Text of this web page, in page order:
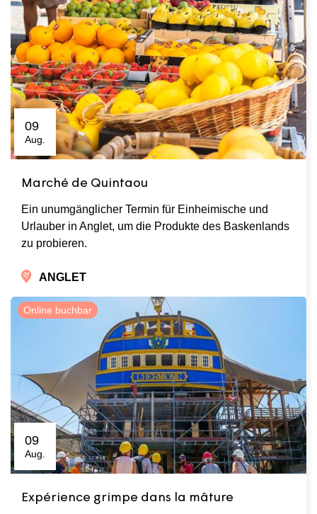
09
Aug.
Marché de Quintaou
Ein unumgänglicher Termin für Einheimische und
Urlauber in Anglet, um die Produkte des Baskenlands
zu probieren.
ANGLET
Online buchbar
09
Aug.
Expérience grimpe dans la mâture